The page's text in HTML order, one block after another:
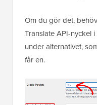
Om du gör det,
Translate API-nyckel
under alternativet,
får en.